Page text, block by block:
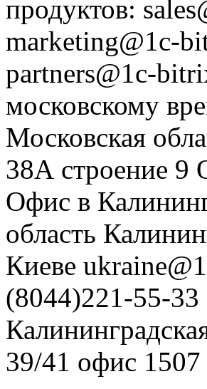
продуктов:
marketing@1c-
partners@1c-
московскому
Московская
38А строение 9
Офис в
область
Киеве
(8044)221-55-33
39/41 офис 1507